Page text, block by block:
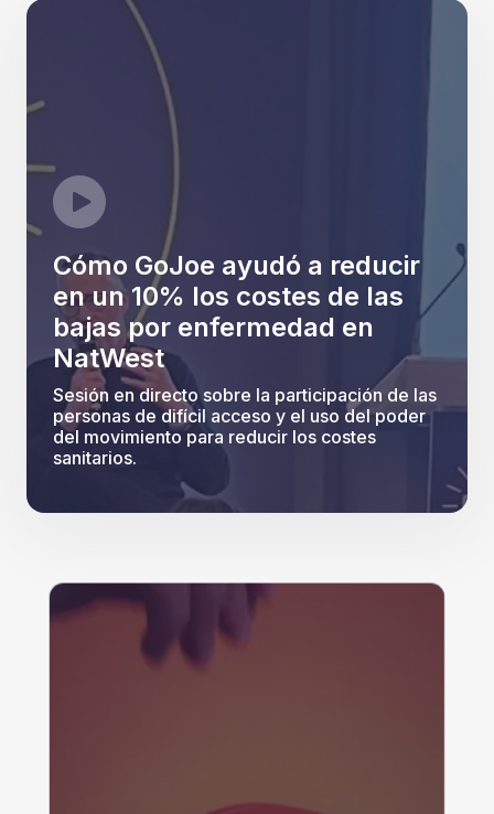
Cómo GoJoe ayudó a reducir
en un 10% los costes de las
bajas por enfermedad en
NatWest
Sesión en directo sobre la participación de las
personas de difícil acceso y el uso del poder
del movimiento para reducir los costes
sanitarios.